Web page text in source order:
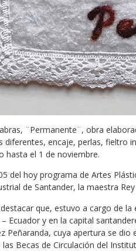
¨Permanente¨, obra
diferentes, encaje, perlas, fieltro
hasta el 1 de noviembre.
del hoy programa de Artes
de Santander, la maestra
que, estuvo a cargo de
Ecuador y en la capital
Peñaranda, cuya apertura se
Becas de Circulación del